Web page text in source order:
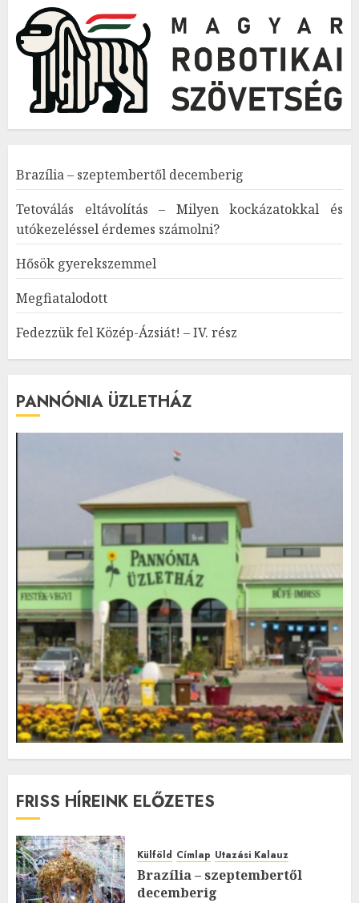
Brazília – szeptembertől decemberig
Tetoválás eltávolítás – Milyen kockázatokkal és
utókezeléssel érdemes számolni?
Hősök gyerekszemmel
Megfiatalodott
Fedezzük fel Közép-Ázsiát! – IV. rész
PANNÓNIA ÜZLETHÁZ
FRISS HÍREINK ELŐZETES
Külföld Címlap Utazási Kalauz
Brazília – szeptembertől
decemberig